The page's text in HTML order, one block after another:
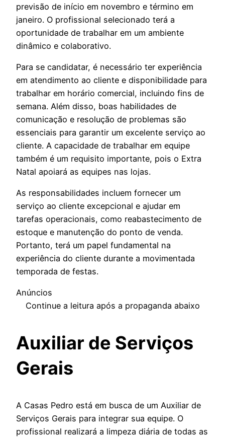
previsão de início em novembro e término em
janeiro. O profissional selecionado terá a
oportunidade de trabalhar em um ambiente
dinâmico e colaborativo.
Para se candidatar, é necessário ter experiência
em atendimento ao cliente e disponibilidade para
trabalhar em horário comercial, incluindo fins de
semana. Além disso, boas habilidades de
comunicação e resolução de problemas são
essenciais para garantir um excelente serviço ao
cliente. A capacidade de trabalhar em equipe
também é um requisito importante, pois o Extra
Natal apoiará as equipes nas lojas.
As responsabilidades incluem fornecer um
serviço ao cliente excepcional e ajudar em
tarefas operacionais, como reabastecimento de
estoque e manutenção do ponto de venda.
Portanto, terá um papel fundamental na
experiência do cliente durante a movimentada
temporada de festas.
Anúncios
Continue a leitura após a propaganda abaixo
Auxiliar de Serviços
Gerais
A Casas Pedro está em busca de um Auxiliar de
Serviços Gerais para integrar sua equipe. O
profissional realizará a limpeza diária de todas as